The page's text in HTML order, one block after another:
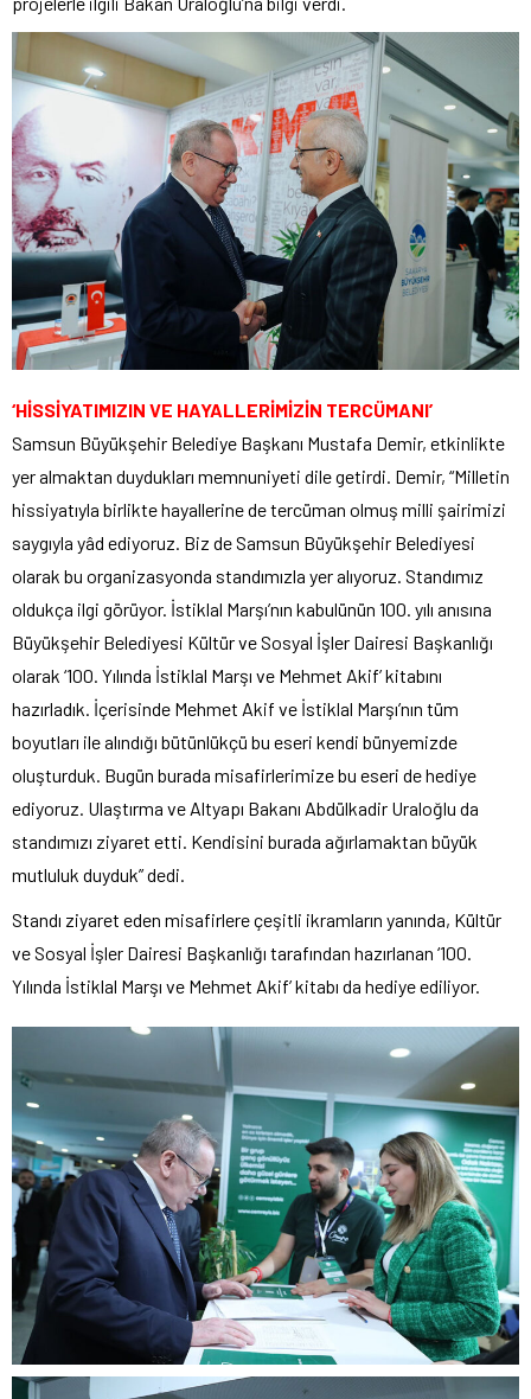
‘HİSSİYATIMIZIN VE HAYALLERİMİZİN TERCÜMANI’
Samsun Büyükşehir Belediye Başkanı Mustafa Demir, etkinlikte
yer almaktan duydukları memnuniyeti dile getirdi. Demir, “Milletin
hissiyatıyla birlikte hayallerine de tercüman olmuş milli şairimizi
saygıyla yâd ediyoruz. Biz de Samsun Büyükşehir Belediyesi
olarak bu organizasyonda standımızla yer alıyoruz. Standımız
oldukça ilgi görüyor. İstiklal Marşı’nın kabulünün 100. yılı anısına
Büyükşehir Belediyesi Kültür ve Sosyal İşler Dairesi Başkanlığı
olarak ‘100. Yılında İstiklal Marşı ve Mehmet Akif’ kitabını
hazırladık. İçerisinde Mehmet Akif ve İstiklal Marşı’nın tüm
boyutları ile alındığı bütünlükçü bu eseri kendi bünyemizde
oluşturduk. Bugün burada misafirlerimize bu eseri de hediye
ediyoruz. Ulaştırma ve Altyapı Bakanı Abdülkadir Uraloğlu da
standımızı ziyaret etti. Kendisini burada ağırlamaktan büyük
mutluluk duyduk” dedi.
Standı ziyaret eden misafirlere çeşitli ikramların yanında, Kültür
ve Sosyal İşler Dairesi Başkanlığı tarafından hazırlanan ‘100.
Yılında İstiklal Marşı ve Mehmet Akif’ kitabı da hediye ediliyor.